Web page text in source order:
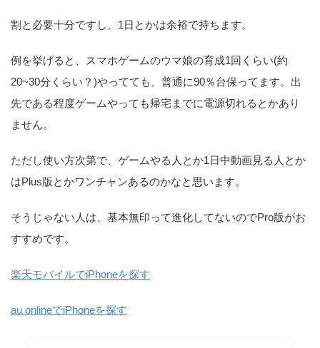
割と必要十分ですし、1日とかは余裕で持ちます。
例を挙げると、スマホゲームのウマ娘の育成1回くらい(約
20~30分くらい？)やってても、普通に90％台保ってます。出
先である程度ゲームやっても帰宅までに電源切れるとかあり
ません。
ただし使い方次第で、ゲームやる人とか1日中動画見る人とか
はPlus版とかワンチャンあるのかなと思います。
そうじゃない人は、基本無印って進化してないのでPro版がお
すすめです。
楽天モバイルでiPhoneを探す
au onlineでiPhoneを探す